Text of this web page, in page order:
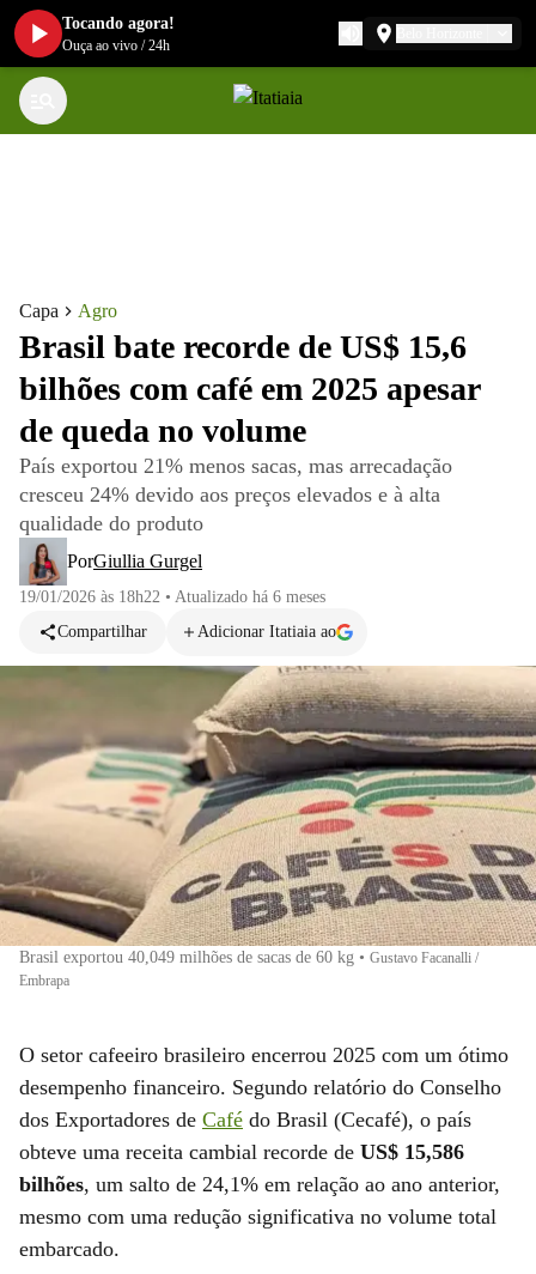
Capa Agro
Brasil bate recorde de US$ 15,6
bilhões com café em 2025 apesar
de queda no volume
País exportou 21% menos sacas, mas arrecadação
cresceu 24% devido aos preços elevados e à alta
qualidade do produto
PorGiullia Gurgel
19/01/2026 às 18h22 • Atualizado há 6 meses
Compartilhar
Adicionar Itatiaia ao
Brasil exportou 40,049 milhões de sacas de 60 kg • Gustavo Facanalli /
Embrapa
O setor cafeeiro brasileiro encerrou 2025 com um ótimo
desempenho financeiro. Segundo relatório do Conselho
dos Exportadores de Café do Brasil (Cecafé), o país
obteve uma receita cambial recorde de US$ 15,586
bilhões, um salto de 24,1% em relação ao ano anterior,
mesmo com uma redução significativa no volume total
embarcado.
Tocando agora!
Ouça ao vivo /24h